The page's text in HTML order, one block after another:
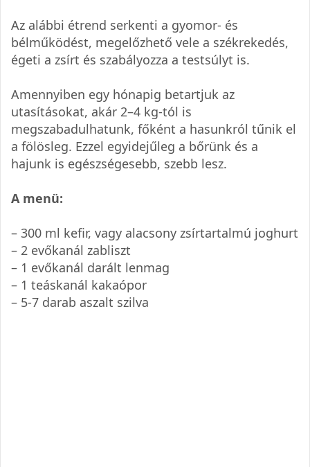
Az alábbi étrend serkenti a gyomor- és
bélműködést, megelőzhető vele a székrekedés,
égeti a zsírt és szabályozza a testsúlyt is.
Amennyiben egy hónapig betartjuk az
utasításokat, akár 2–4 kg-tól is
megszabadulhatunk, főként a hasunkról tűnik el
a fölösleg. Ezzel egyidejűleg a bőrünk és a
hajunk is egészségesebb, szebb lesz.
A menü:
– 300 ml kefir, vagy alacsony zsírtartalmú joghurt
– 2 evőkanál zabliszt
– 1 evőkanál darált lenmag
– 1 teáskanál kakaópor
– 5-7 darab aszalt szilva